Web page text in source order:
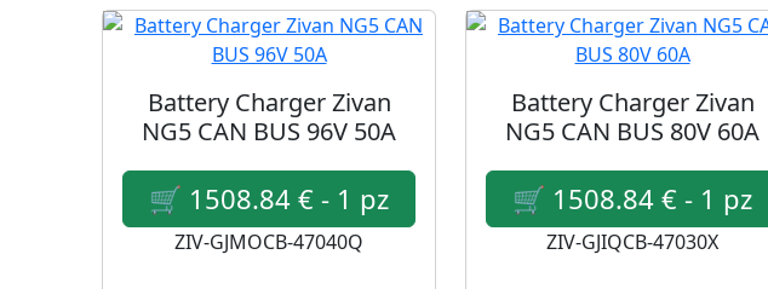
Battery Charger Zivan
NG5 CAN BUS 96V 50A
ZIV-GJMOCB-47040Q
Battery Charger Zivan
NG5 CAN BUS 80V 60A
ZIV-GJIQCB-47030X